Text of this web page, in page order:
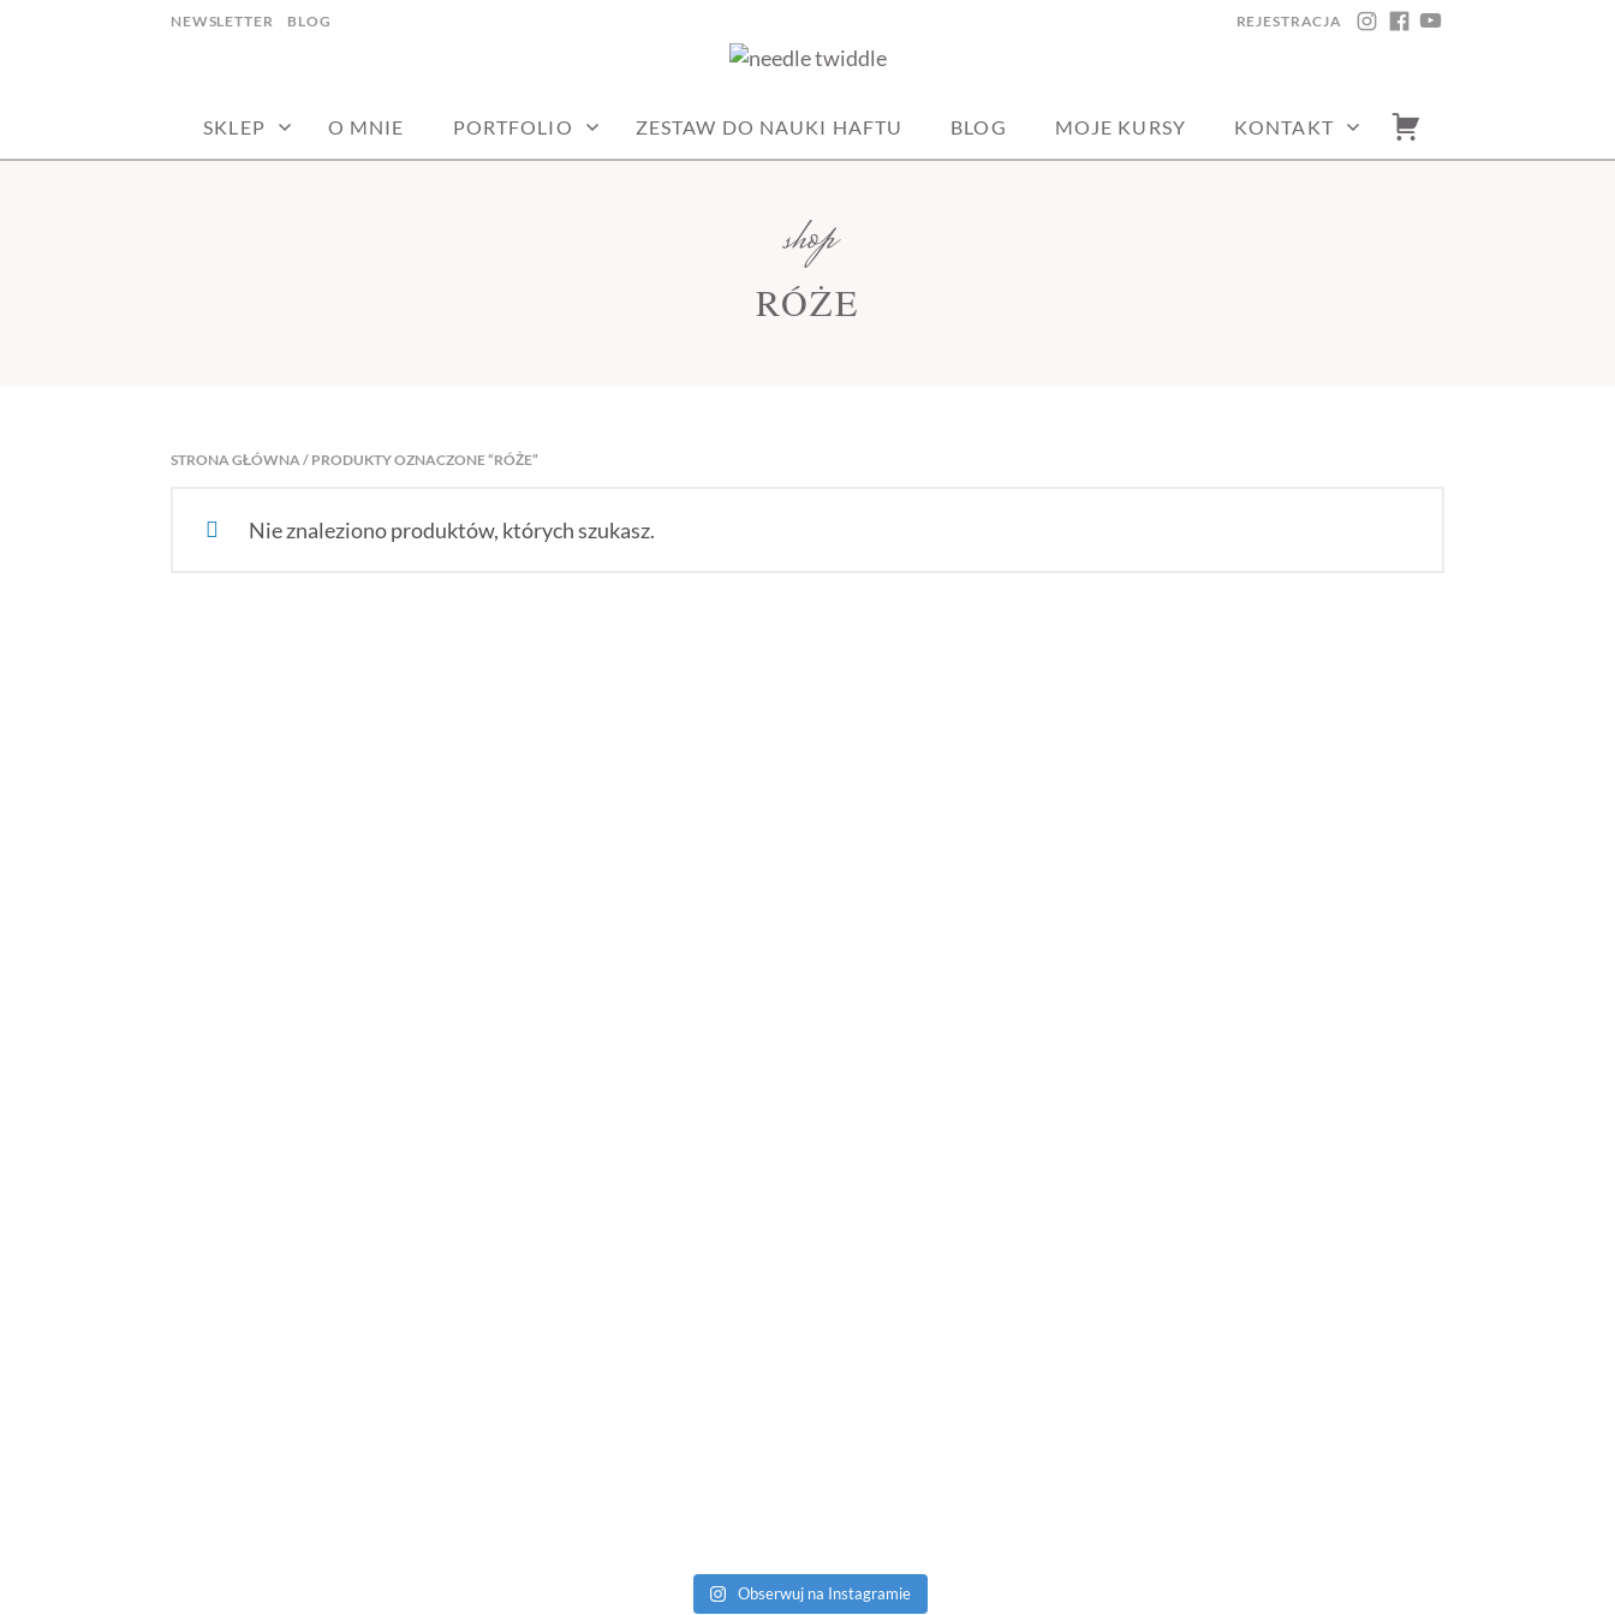
NEWSLETTER BLOG INSTAGRAM
FACEBOOK
REJESTRACJA
SKLEP O MNIE PORTFOLIO ZESTAW DO NAUKI HAFTU BLOG MOJE KURSY KONTAKT
shop
RÓŻE
STRONA GŁÓWNA/ PRODUKTY OZNACZONE “RÓŻE”
Nie znaleziono produktów, których szukasz.
Obserwuj na Instagramie